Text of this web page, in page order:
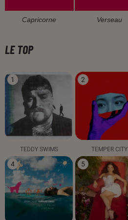
Capricorne Verseau
LE TOP
1
TEDDY SWIMS
2
TEMPER CITY
4 5